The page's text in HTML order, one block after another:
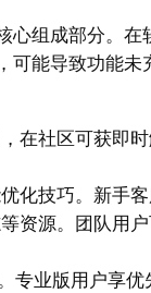
组成部分。
能导致功能
在社区可获即
化技巧。新手
资源。团队用
业版用户享优